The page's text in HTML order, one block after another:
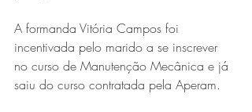
A formanda Vitória Campos foi
incentivada pelo marido a se inscrever
no curso de Manutenção Mecânica e já
saiu do curso contratada pela Aperam.